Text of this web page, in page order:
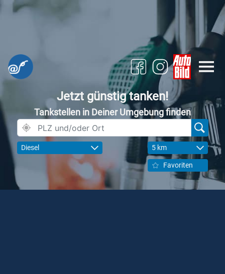
Jetzt günstig tanken!
Tankstellen in Deiner Umgebung finden
Diesel 5 km
Favoriten